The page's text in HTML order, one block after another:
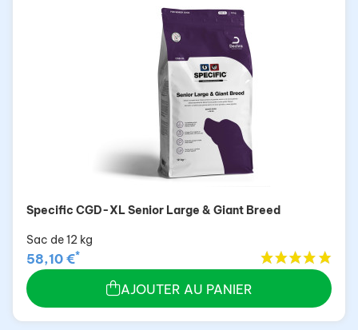
Specific CGD-XL Senior Large & Giant Breed
Sac de 12 kg
58,10 €*
AJOUTER AU PANIER